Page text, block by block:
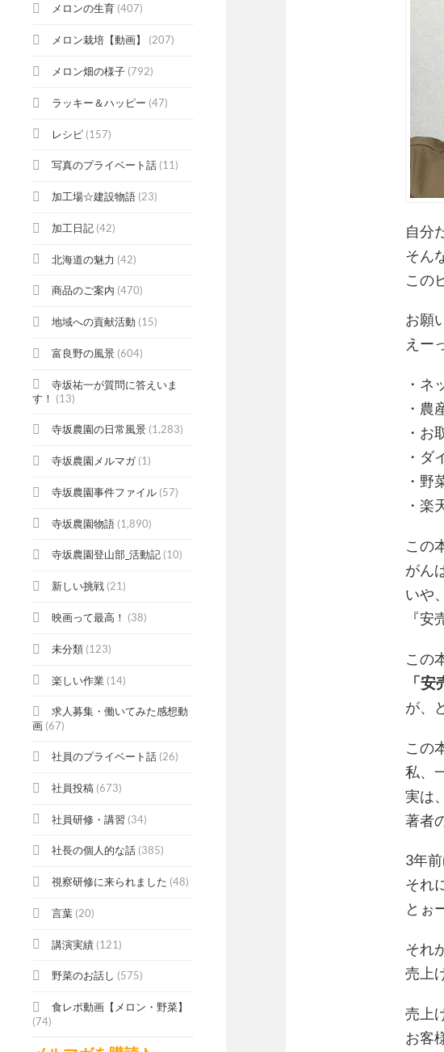
メロンの生育 (407)
メロン栽培【動画】 (207)
メロン畑の様子 (792)
ラッキー＆ハッピー (47)
レシピ (157)
写真のプライベート話 (11)
加工場☆建設物語 (23)
加工日記 (42)
北海道の魅力 (42)
商品のご案内 (470)
地域への貢献活動 (15)
富良野の風景 (604)
寺坂祐一が質問に答えいま
す！ (13)
寺坂農園の日常風景 (1,283)
寺坂農園メルマガ(1)
寺坂農園事件ファイル (57)
寺坂農園物語 (1,890)
寺坂農園登山部_活動記 (10)
新しい挑戦 (21)
映画って最高！ (38)
未分類 (123)
楽しい作業 (14)
求人募集・働いてみた感想動
画 (67)
社員のプライベート話 (26)
社員投稿 (673)
社員研修・講習 (34)
社長の個人的な話 (385)
視察研修に来られました (48)
言葉 (20)
講演実績 (121)
野菜のお話し (575)
食レポ動画【メロン・野菜】
(74)
自分
そん
この
お願
えー
・ネ
・農
・お
・ダ
・野
・楽
この
がん
いや
『
この
「
が、
この
私、
実は、
著者
3年
それ
とぉ
それ
売上
売上
お客